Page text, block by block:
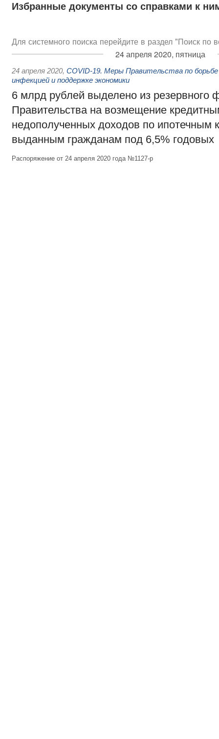
Избранные документы со справками к
Для системного поиска перейдите в раздел "Поиск по
24 апреля 2020, пятница
24 апреля 2020, COVID-19. Меры Правительства по борьбе
инфекцией и поддержке экономики
6 млрд рублей выделено из резервного
Правительства на возмещение
недополученных доходов по ипотечным
выданным гражданам под 6,5% годовых
Распоряжение от 24 апреля 2020 года №1127-р